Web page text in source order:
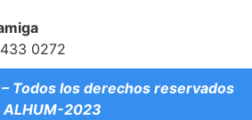
0272
– Todos los derechos reservados
ALHUM-2023